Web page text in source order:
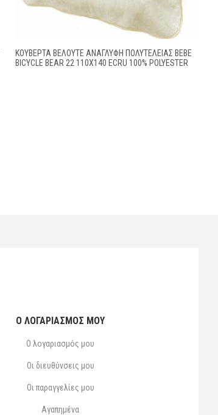
ΚΟΥΒΈΡΤΑ ΒΕΛΟΥΤΈ ΑΝΆΓΛΥΦΗ ΠΟΛΥΤΕΛΕΊΑΣ BEBE
BICYCLE BEAR 22 110X140 ECRU 100% POLYESTER
Ο ΛΟΓΑΡΙΑΣΜΌΣ ΜΟΥ
Ο λογαριασμός μου
Οι διευθύνσεις μου
Οι παραγγελίες μου
Αγαπημένα